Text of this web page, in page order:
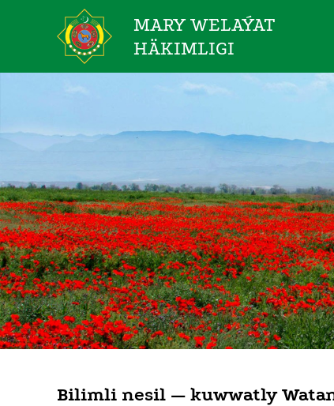
MARY WELAÝAT
HÄKIMLIGI
Bilimli nesil — kuwwatly